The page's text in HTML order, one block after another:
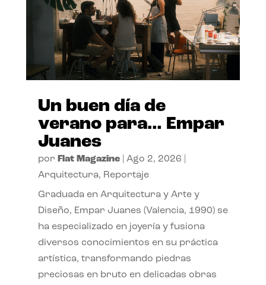
Un buen día de
verano para… Empar
Juanes
por Flat Magazine| Ago 2, 2026
Arquitectura, Reportaje
Graduada en Arquitectura y Arte y
Diseño, Empar Juanes (Valencia, 1990) se
ha especializado en joyería y fusiona
diversos conocimientos en su práctica
artística, transformando piedras
preciosas en bruto en delicadas obras